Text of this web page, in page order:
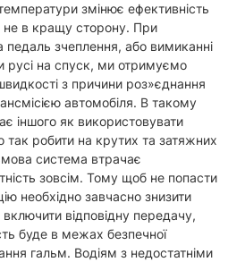
змінює ефективність
не в кращу сторону. При
педаль зчеплення, або вимиканні
русі на спуск, ми отримуємо
з причини роз»єднання
автомобіля. В такому
іншого як використовувати
робити на крутих та затяжних
система втрачає
зовсім. Тому щоб не попасти
необхідно завчасно знизити
включити відповідну передачу,
буде в межах безпечної
гальм. Водіям з недостатніми